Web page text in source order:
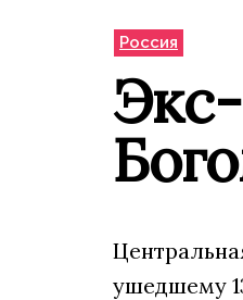
Россия
ушедшему